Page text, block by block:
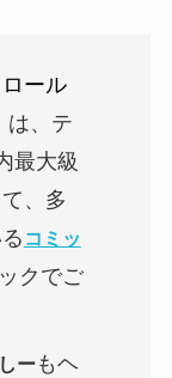
ール
は、テ
最大級
、多
コミッ
クでご
ーもヘ